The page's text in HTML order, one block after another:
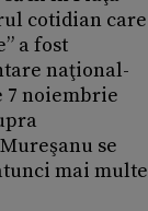
cotidian care
a fost
naţional-
7 noiembrie
se
mai multe